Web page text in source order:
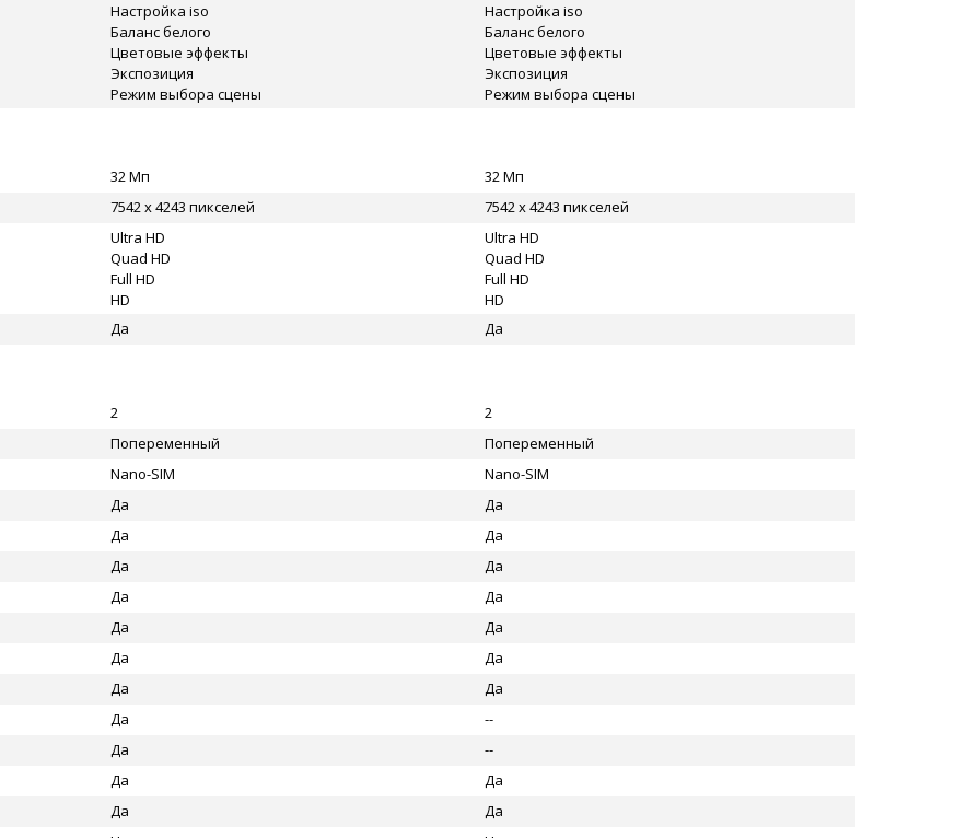
Настройка iso
Баланс белого
Цветовые эффекты
Экспозиция
Режим выбора сцены
Настройка iso
Баланс белого
Цветовые эффекты
Экспозиция
Режим выбора сцены
32 Мп
32 Мп
7542 x 4243 пикселей
7542 x 4243 пикселей
Ultra HD
Quad HD
Full HD
HD
Ultra HD
Quad HD
Full HD
HD
Да Да
2
2
Попеременный
Попеременный
Nano-SIM
Nano-SIM
Да
Да
Да
Да
Да
Да
Да
Да
Да
Да
Да
Да
Да
Да
Да
--
Да
--
Да
Да
Да
Да